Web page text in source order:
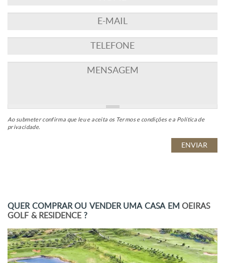
Ao submeter confirma que leu e aceita os Termos e condiçõese a Política de
privacidade.
QUER COMPRAR OU VENDER UMA CASA EMOEIRAS
GOLF & RESIDENCE ?